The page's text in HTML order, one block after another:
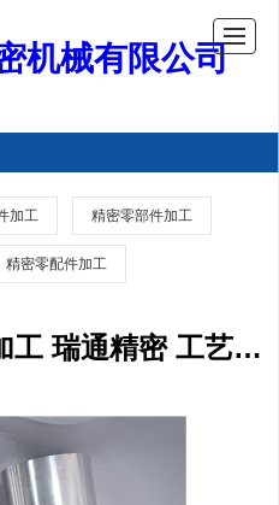
机械有限公司
加工 精密零部件加工
精密零配件加工
宝安数控车床CNC加工 瑞通精密 工艺成熟